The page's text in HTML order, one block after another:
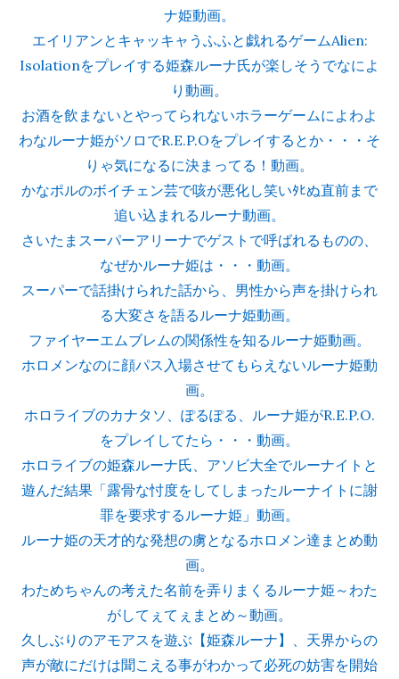
ナ姫動画。
エイリアンとキャッキャうふふと戯れるゲームAlien:
Isolationをプレイする姫森ルーナ氏が楽しそうでなによ
り動画。
お酒を飲まないとやってられないホラーゲームによわよ
わなルーナ姫がソロでR.E.P.Oをプレイするとか・・・そ
りゃ気になるに決まってる！動画。
かなポルのボイチェン芸で咳が悪化し笑いﾀﾋぬ直前まで
追い込まれるルーナ動画。
さいたまスーパーアリーナでゲストで呼ばれるものの、
なぜかルーナ姫は・・・動画。
スーパーで話掛けられた話から、男性から声を掛けられ
る大変さを語るルーナ姫動画。
ファイヤーエムブレムの関係性を知るルーナ姫動画。
ホロメンなのに顔パス入場させてもらえないルーナ姫動
画。
ホロライブのカナタソ、ぽるぽる、ルーナ姫がR.E.P.O.
をプレイしてたら・・・動画。
ホロライブの姫森ルーナ氏、アソビ大全でルーナイトと
遊んだ結果「露骨な忖度をしてしまったルーナイトに謝
罪を要求するルーナ姫」動画。
ルーナ姫の天才的な発想の虜となるホロメン達まとめ動
画。
わためちゃんの考えた名前を弄りまくるルーナ姫～わた
がしてぇてぇまとめ～動画。
久しぶりのアモアスを遊ぶ【姫森ルーナ】、天界からの
声が敵にだけは聞こえる事がわかって必死の妨害を開始